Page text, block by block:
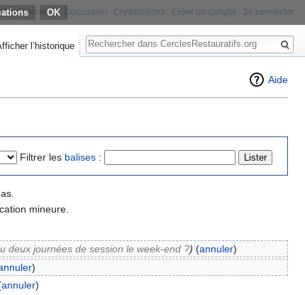
Aide
Filtrer les balises :
mineure.
deux journées de session le week-end ?) (annuler)
)
annuler)
Non connecté Discussion Contributions Créer un compte Se connecter
l’historique
Rechercher